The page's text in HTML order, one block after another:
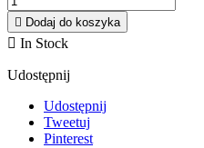
 Dodaj do koszyka
 In Stock
Udostępnij
Udostępnij
Tweetuj
Pinterest